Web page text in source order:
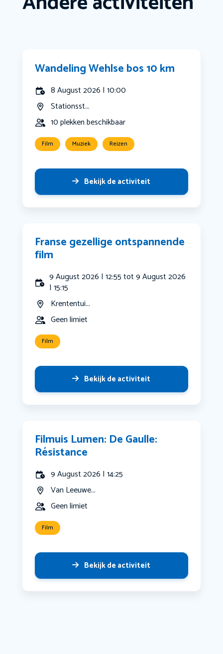
Wandeling Wehlse bos 10 km
8 August 2026 | 10:00
Stationsst...
10 plekken beschikbaar
Film Muziek Reizen
Bekijk de activiteit
Franse gezellige ontspannende
film
9 August 2026 | 12:55 tot 9 August 2026
| 15:15
Krententui...
Geen limiet
Film
Bekijk de activiteit
Filmuis Lumen: De Gaulle:
Résistance
9 August 2026 | 14:25
Van Leeuwe...
Geen limiet
Film
Bekijk de activiteit